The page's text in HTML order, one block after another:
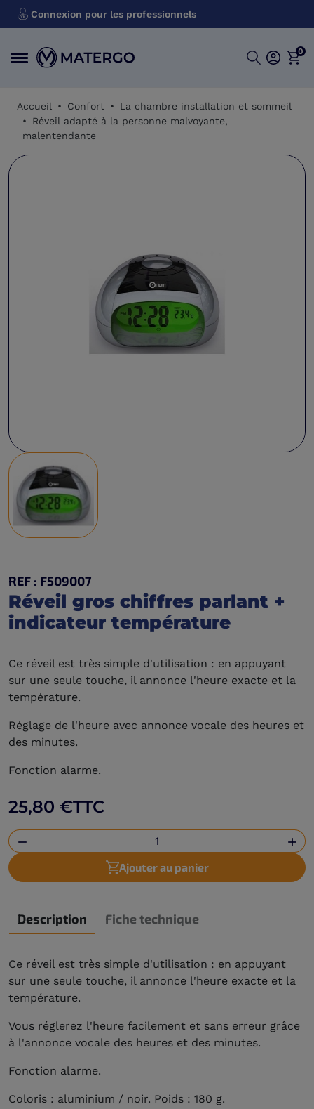
Connexion pour les professionnels
0
Accueil Confort
La chambre installation et sommeil
Réveil adapté à la personne malvoyante,
malentendante
REF : F509007
Réveil gros chiffres parlant +
indicateur température
Ce réveil est très simple d'utilisation : en appuyant
sur une seule touche, il annonce l'heure exacte et la
température.
Réglage de l'heure avec annonce vocale des heures et
des minutes.
Fonction alarme.
25,80 €TTC
 
Ajouter au panier
Description Fiche technique
Ce réveil est très simple d'utilisation : en appuyant
sur une seule touche, il annonce l'heure exacte et la
température.
Vous réglerez l'heure facilement et sans erreur grâce
à l'annonce vocale des heures et des minutes.
Fonction alarme.
Coloris : aluminium / noir. Poids : 180 g.